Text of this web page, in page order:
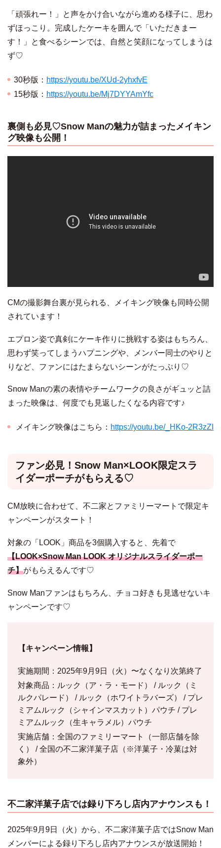
「頑張れー！」と声をかけ合いながら進める様子に、思わ
ずほっこり。完成したケーキを囲んで「いただきまー
す！」と食べるシーンでは、自然と笑顔になってしまうは
ず♡
30秒版： https://youtu.be/XUd-2yhxfvE
15秒版： https://youtu.be/Mj7DYYAmYfc
裏側も必見♡Snow Manの魅力が詰まったメイキン
グ映像も公開！
CMの撮影舞台裏が見られる、メイキング映像も同時公開
されています！
エプロン姿で真剣にケーキ作りに挑戦する姿はもちろん、
思わず笑ってしまうハプニングや、メンバー同士のやりと
りなど、ファンにはたまらないシーンがたっぷり♡
Snow Manの素の表情やチームワークの良さがギュッと詰
まった映像は、何度でも見返したくなる内容です♪
メイキング映像はこちら： https://youtu.be/_HKo-2R3zZI
ファン必見！Snow Man×LOOK限定スラ
イダーポーチがもらえる♡
CM放映に合わせて、不二家とファミリーマートで限定キ
ャンペーンがスタート！
対象の「LOOK」商品を3個購入すると、先着で
【LOOK×Snow Man LOOK オリジナルスライダーポー
チ】がもらえるんです♡
Snow Manファンはもちろん、チョコ好きも見逃せないキ
ャンペーンです♡
【キャンペーン情報】
実施期間：2025年9月9日（火）〜なくなり次第終了
対象商品：ルック（ア・ラ・モード） / ルック（ミ
ルクパレード） / ルック（ホワイトラバーズ） / プレ
ミアムルック（シャインマスカット）パウチ / プレ
ミアムルック（生キャラメル）パウチ
実施店舗：全国のファミリーマート（一部店舗を除
く） / 全国の不二家洋菓子店（※洋菓子・冷菓は対
象外）
不二家洋菓子店では録り下ろし店内アナウンスも！
2025年9月9日（火）から、不二家洋菓子店ではSnow Man
メンバーによる録り下ろし店内アナウンスが放送開始！